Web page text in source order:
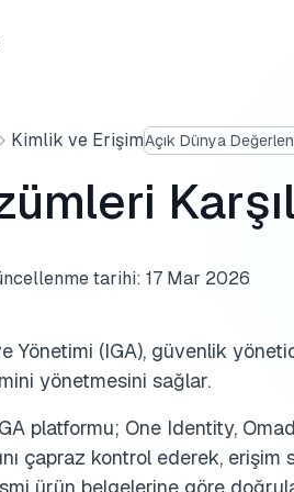
Kimlik ve ErişimAçık Dünya
tarihi: 17 Mar 2026
Yönetimi (IGA), güvenlik
yönetmesini sağlar.
IGA platformu; One Identity,
çapraz kontrol ederek,